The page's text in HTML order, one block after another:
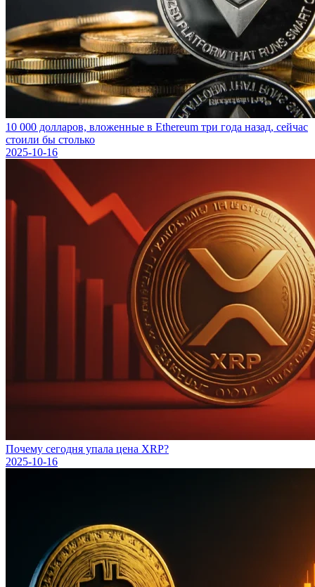
10 000 долларов, вложенные в Ethereum три года назад, сейчас
стоили бы столько
2025-10-16
Почему сегодня упала цена XRP?
2025-10-16